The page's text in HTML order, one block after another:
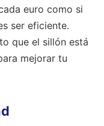
euro como si
ser eficiente.
que el sillón está
mejorar tu